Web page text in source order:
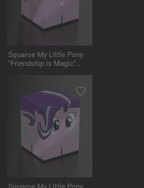
Squaroe My Little Pony
"Friendship is Magic"